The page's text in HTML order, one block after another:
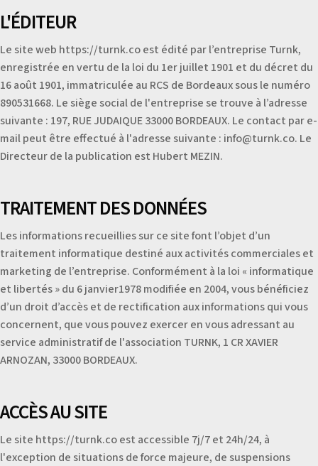
L'ÉDITEUR
Le site web https://turnk.co est édité par l’entreprise Turnk,
enregistrée en vertu de la loi du 1er juillet 1901 et du décret du
16 août 1901, immatriculée au RCS de Bordeaux sous le numéro
890531668. Le siège social de l'entreprise se trouve à l’adresse
suivante : 197, RUE JUDAIQUE 33000 BORDEAUX. Le contact par e-
mail peut être effectué à l'adresse suivante : info@turnk.co. Le
Directeur de la publication est Hubert MEZIN.
TRAITEMENT DES DONNÉES
Les informations recueillies sur ce site font l’objet d’un
traitement informatique destiné aux activités commerciales et
marketing de l’entreprise. Conformément à la loi « informatique
et libertés » du 6 janvier1978 modifiée en 2004, vous bénéficiez
d’un droit d’accès et de rectification aux informations qui vous
concernent, que vous pouvez exercer en vous adressant au
service administratif de l'association TURNK, 1 CR XAVIER
ARNOZAN, 33000 BORDEAUX.
ACCÈS AU SITE
Le site https://turnk.co est accessible 7j/7 et 24h/24, à
l'exception de situations de force majeure, de suspensions